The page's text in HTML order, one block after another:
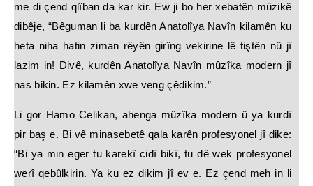
me di çend qlîban da kar kir. Ew ji bo her xebatên mûzikê
dibêje, “Bêguman li ba kurdên Anatolîya Navîn kilamên ku
heta niha hatin ziman rêyên girîng vekirine lê tiştên nû jî
lazim in! Divê, kurdên Anatolîya Navîn mûzîka modern jî
nas bikin. Ez kilamên xwe veng çêdikim.”
Li gor Hamo Celikan, ahenga mûzîka modern û ya kurdî
pir baş e. Bi vê minasebetê qala karên profesyonel jî dike:
“Bi ya min eger tu karekî cidî bikî, tu dê wek profesyonel
werî qebûlkirin. Ya ku ez dikim jî ev e. Ez çend meh in li